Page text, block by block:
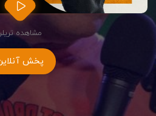
مشاهده
پخش